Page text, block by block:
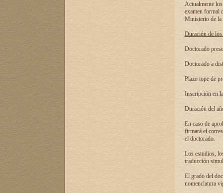
Actualmente
examen formal
Ministerio de la
Duración de
Doctorado
Doctorado a
Plazo tope de
Inscripción en
Duración del
En caso de
firmará el
el doctorado.
Los estudios,
traducción
El grado del
nomenclatura